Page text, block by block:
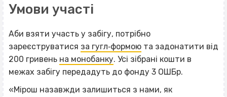
Умови участі
Аби взяти участь у забігу, потрібно
зареєструватися за гугл‐формою та задонатити від
200 гривень на монобанку. Усі зібрані кошти в
межах забігу передадуть до фонду 3 ОШБр.
«Мірош назавжди залишиться з нами, як